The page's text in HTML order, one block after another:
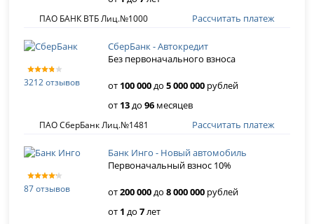
ПАО БАНК ВТБ Лиц.№1000 Рассчитать платеж
3212 отзывов
СберБанк - Автокредит
Без первоначального взноса
от 100 000до5 000 000 рублей
от 13до96 месяцев
ПАО СберБанк Лиц.№1481 Рассчитать платеж
87 отзывов
Банк Инго - Новый автомобиль
Первоначальный взнос 10%
от200 000до8 000 000 рублей
от 1 до7лет